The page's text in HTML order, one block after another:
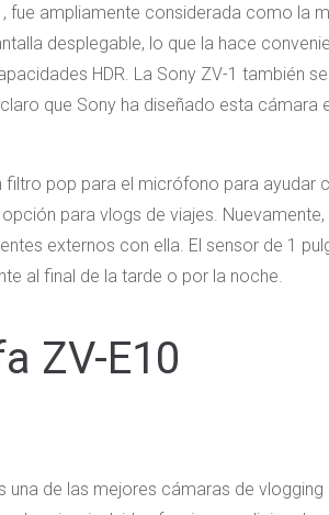
fue ampliamente considerada como la
desplegable, lo que la hace
HDR. La Sony ZV-1 también
claro que Sony ha diseñado esta
filtro pop para el micrófono para ayudar
para vlogs de viajes.
externos con ella. El sensor de 1
al final de la tarde o por la noche.
ZV-E10
una de las mejores cámaras de